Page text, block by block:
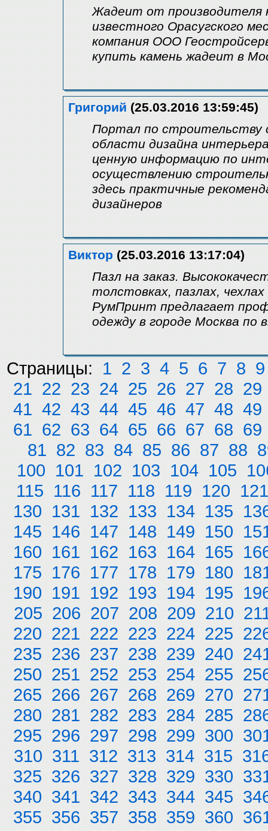
Жадеит от производителя
известного Орасугского
компания ООО
купить камень жадеит в
Григорий (25.03.2016 13:59:45)
Портал по строительству
области дизайна
ценную информацию по
осуществлению
здесь практичные
дизайнеров
Виктор (25.03.2016 13:17:04)
Пазл на заказ.
толстовках, пазлах,
РумПринт предлагает
одежду в городе Москва по
Страницы: 1 2 3 4 5 6 7 8 9
21 22 23 24 25 26 27 28 29
41 42 43 44 45 46 47 48 49
61 62 63 64 65 66 67 68 69
81 82 83 84 85 86 87 88
100 101 102 103 104 105
115 116 117 118 119 120 121
130 131 132 133 134 135
145 146 147 148 149 150
160 161 162 163 164 165
175 176 177 178 179 180
190 191 192 193 194 195
205 206 207 208 209 210
220 221 222 223 224 225
235 236 237 238 239 240
250 251 252 253 254 255
265 266 267 268 269 270
280 281 282 283 284 285
295 296 297 298 299 300
310 311 312 313 314 315
325 326 327 328 329 330
340 341 342 343 344 345
355 356 357 358 359 360